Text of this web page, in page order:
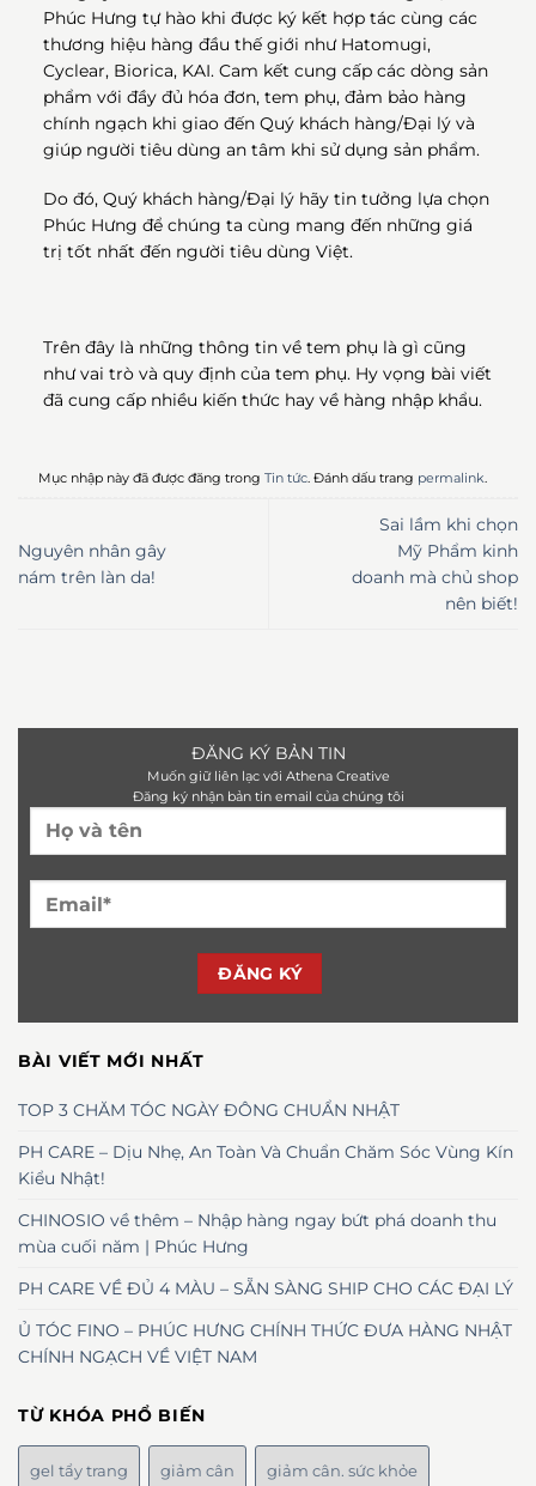
Phúc Hưng tự hào khi được ký kết hợp tác cùng các
thương hiệu hàng đầu thế giới như Hatomugi,
Cyclear, Biorica, KAI. Cam kết cung cấp các dòng sản
phẩm với đầy đủ hóa đơn, tem phụ, đảm bảo hàng
chính ngạch khi giao đến Quý khách hàng/Đại lý và
giúp người tiêu dùng an tâm khi sử dụng sản phẩm.
Do đó, Quý khách hàng/Đại lý hãy tin tưởng lựa chọn
Phúc Hưng để chúng ta cùng mang đến những giá
trị tốt nhất đến người tiêu dùng Việt.
Trên đây là những thông tin về tem phụ là gì cũng
như vai trò và quy định của tem phụ. Hy vọng bài viết
đã cung cấp nhiều kiến thức hay về hàng nhập khẩu.
Mục nhập này đã được đăng trong Tin tức. Đánh dấu trang permalink.
Nguyên nhân gây
nám trên làn da!
Sai lầm khi chọn
Mỹ Phẩm kinh
doanh mà chủ shop
nên biết!
ĐĂNG KÝ BẢN TIN
Muốn giữ liên lạc với Athena Creative
Đăng ký nhận bản tin email của chúng tôi
BÀI VIẾT MỚI NHẤT
TOP 3 CHĂM TÓC NGÀY ĐÔNG CHUẨN NHẬT
PH CARE – Dịu Nhẹ, An Toàn Và Chuẩn Chăm Sóc Vùng Kín
Kiểu Nhật!
CHINOSIO về thêm – Nhập hàng ngay bứt phá doanh thu
mùa cuối năm | Phúc Hưng
PH CARE VỀ ĐỦ 4 MÀU – SẴN SÀNG SHIP CHO CÁC ĐẠI LÝ
Ủ TÓC FINO – PHÚC HƯNG CHÍNH THỨC ĐƯA HÀNG NHẬT
CHÍNH NGẠCH VỀ VIỆT NAM
TỪ KHÓA PHỔ BIẾN
gel tẩy trang giảm cân giảm cân. sức khỏe